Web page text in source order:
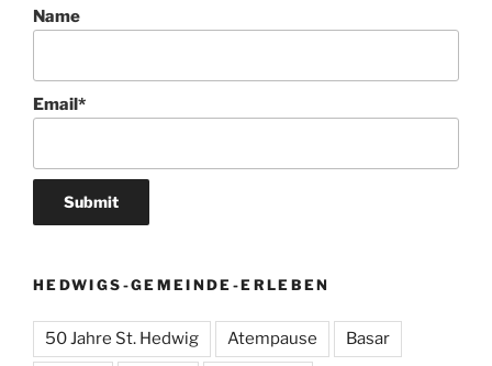
Name
Email*
HEDWIGS-GEMEINDE-ERLEBEN
50 Jahre St. Hedwig Atempause Basar